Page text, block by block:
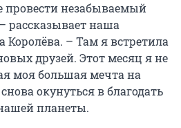
провести незабываемый
рассказывает наша
Королёва. – Там я встретила
друзей. Этот месяц я не
моя большая мечта на
окунуться в благодать
планеты.